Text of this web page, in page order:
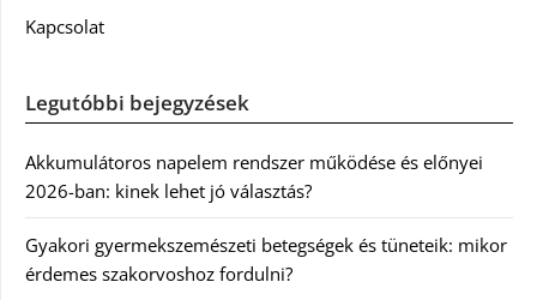
Kapcsolat
Legutóbbi bejegyzések
Akkumulátoros napelem rendszer működése és előnyei
2026-ban: kinek lehet jó választás?
Gyakori gyermekszemészeti betegségek és tüneteik: mikor
érdemes szakorvoshoz fordulni?